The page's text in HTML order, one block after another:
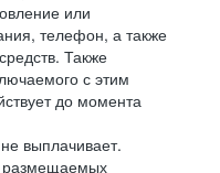
или
телефон, а также
Также
с этим
до момента
выплачивает.
размещаемых